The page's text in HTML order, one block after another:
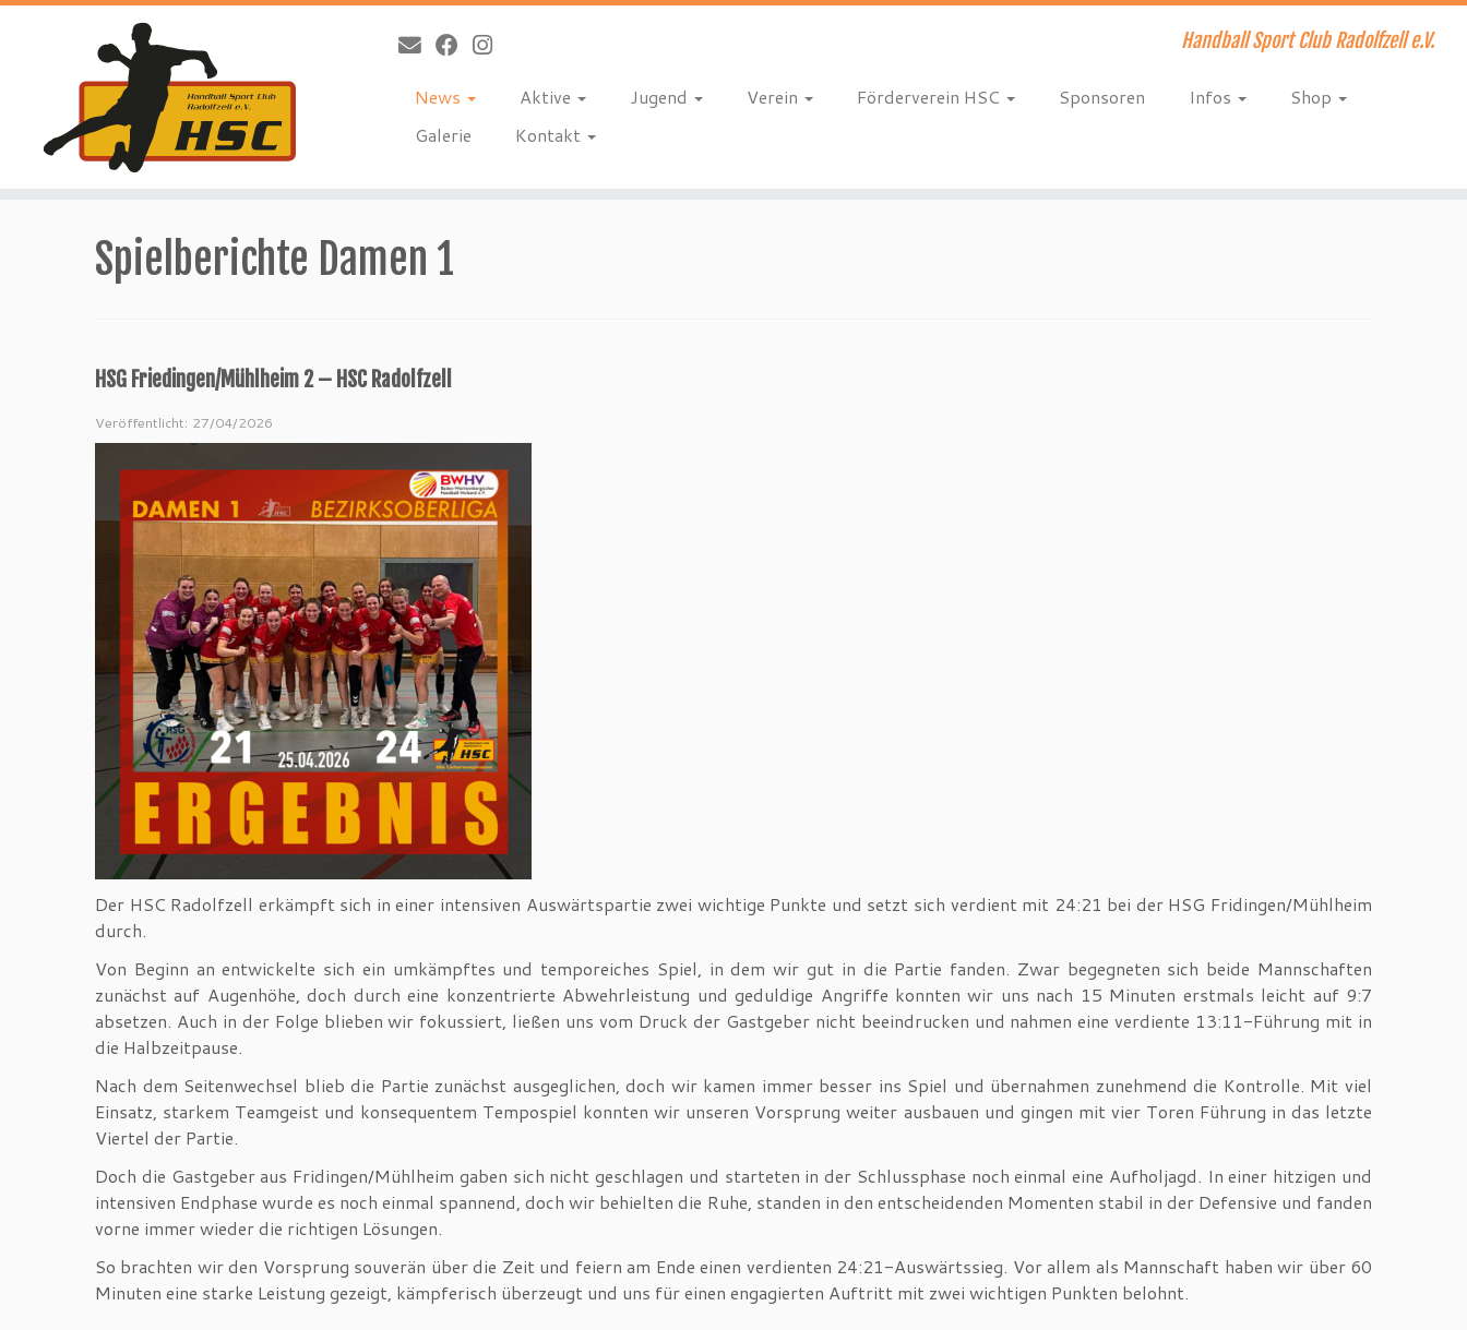
Handball Sport Club Radolfzell e.V.
News Aktive Jugend Verein Förderverein HSC Sponsoren Infos
Shop
Galerie
Kontakt
Spielberichte Damen 1
HSG Friedingen/Mühlheim 2 – HSC Radolfzell
Veröffentlicht: 27/04/2026
Der HSC Radolfzell erkämpft sich in einer intensiven Auswärtspartie zwei wichtige Punkte und setzt sich verdient mit 24:21 bei der HSG Fridingen/Mühlheim
durch.
Von Beginn an entwickelte sich ein umkämpftes und temporeiches Spiel, in dem wir gut in die Partie fanden. Zwar begegneten sich beide Mannschaften
zunächst auf Augenhöhe, doch durch eine konzentrierte Abwehrleistung und geduldige Angriffe konnten wir uns nach 15 Minuten erstmals leicht auf 9:7
absetzen. Auch in der Folge blieben wir fokussiert, ließen uns vom Druck der Gastgeber nicht beeindrucken und nahmen eine verdiente 13:11-Führung mit in
die Halbzeitpause.
Nach dem Seitenwechsel blieb die Partie zunächst ausgeglichen, doch wir kamen immer besser ins Spiel und übernahmen zunehmend die Kontrolle. Mit viel
Einsatz, starkem Teamgeist und konsequentem Tempospiel konnten wir unseren Vorsprung weiter ausbauen und gingen mit vier Toren Führung in das letzte
Viertel der Partie.
Doch die Gastgeber aus Fridingen/Mühlheim gaben sich nicht geschlagen und starteten in der Schlussphase noch einmal eine Aufholjagd. In einer hitzigen und
intensiven Endphase wurde es noch einmal spannend, doch wir behielten die Ruhe, standen in den entscheidenden Momenten stabil in der Defensive und fanden
vorne immer wieder die richtigen Lösungen.
So brachten wir den Vorsprung souverän über die Zeit und feiern am Ende einen verdienten 24:21-Auswärtssieg. Vor allem als Mannschaft haben wir über 60
Minuten eine starke Leistung gezeigt, kämpferisch überzeugt und uns für einen engagierten Auftritt mit zwei wichtigen Punkten belohnt.